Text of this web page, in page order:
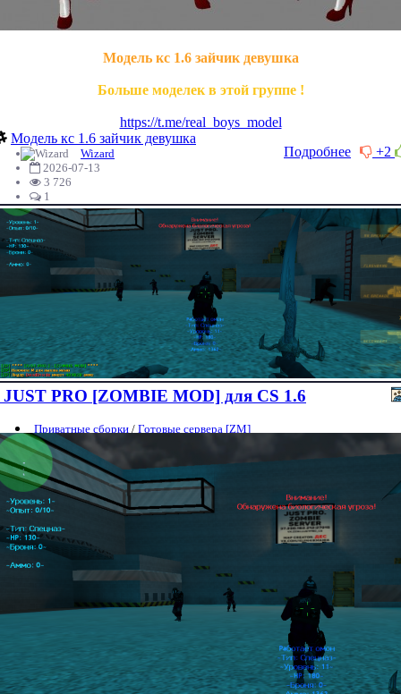
Модель кс 1.6 зайчик девушка
Больше моделек в этой группе !
https://t.me/real_boys_model
Модель кс 1.6 зайчик девушка
+2
Подробнее
Wizard
2026-07-13
3 726
1
JUST PRO [ZOMBIE MOD] для CS 1.6
Приватные сборки / Готовые сервера [ZM]